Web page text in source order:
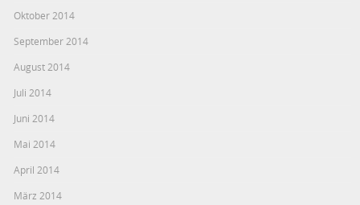
Oktober 2014
September 2014
August 2014
Juli 2014
Juni 2014
Mai 2014
April 2014
März 2014